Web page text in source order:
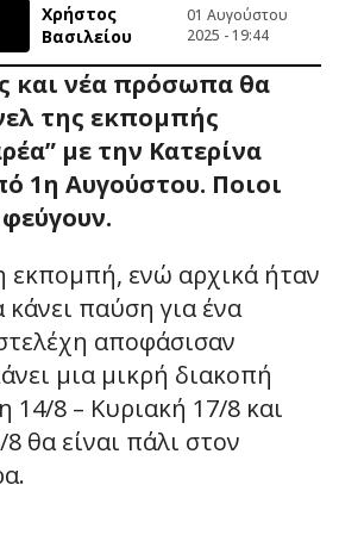
Χρήστος
Βασιλείου
01 Αυγούστου
2025 - 19:44
και νέα πρόσωπα θα
της εκπομπής
με την Κατερίνα
1η Αυγούστου. Ποιοι
εκπομπή, ενώ αρχικά ήταν
κάνει παύση για ένα
αποφάσισαν
μια μικρή διακοπή
8 – Κυριακή 17/8 και
θα είναι πάλι στον